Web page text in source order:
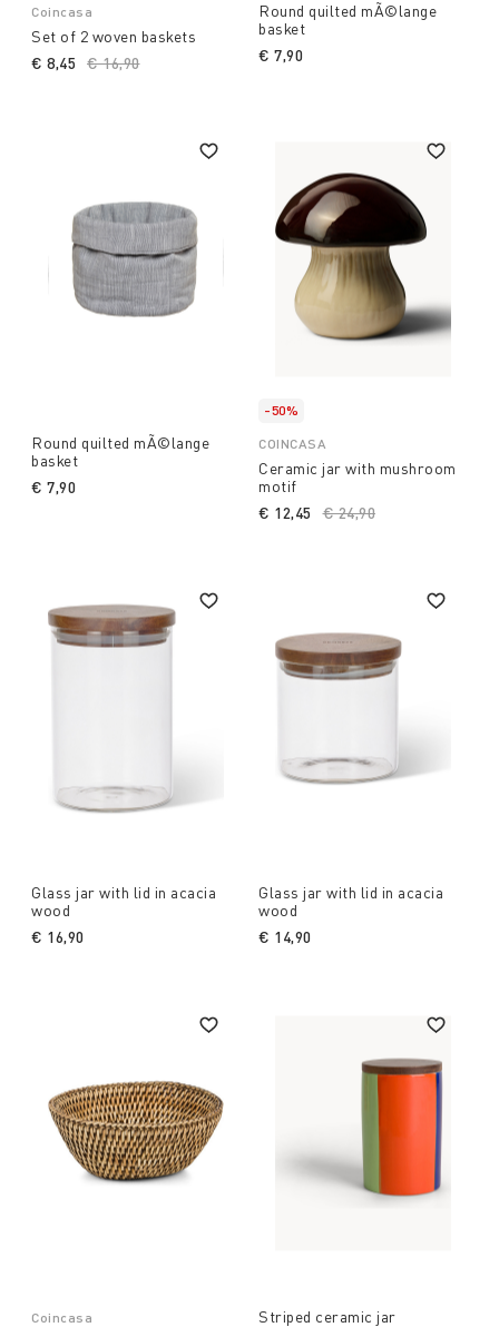
Coincasa
Set of 2 woven baskets
Price reduced from
€ 16,90to
€ 8,45
Round quilted mÃ©lange
basket
€ 7,90
Round quilted mÃ©lange
basket
€ 7,90
-50%
COINCASA
Ceramic jar with mushroom
motif
Price reduced from
€ 24,90
€ 12,45
Glass jar with lid in acacia
wood
€ 16,90
Glass jar with lid in acacia
wood
€ 14,90
Coincasa
Striped ceramic jar